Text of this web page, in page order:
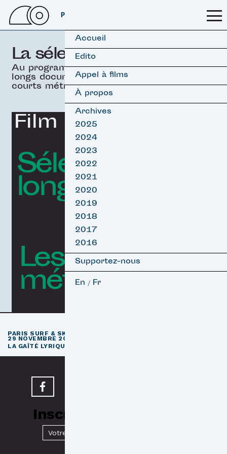
PSSFF 2026
Accueil
Edito
Appel à films
À propos
Archives
2025
2024
2023
2022
2021
2020
2019
2018
2017
2016
Supportez-nous
En / Fr
La sélection officielle
Au programme, 19 films
longs documentaires &
courts métrages.
Film d'ouverture
Sélection
longs Surf
Les courts
métrages
PARIS SURF & SKATEBOARD FILM FESTIVAL
29 NOVEMBRE 2026
LA GAÎTÉ LYRIQUE · PARIS 3
Inscrivez-vous à notre